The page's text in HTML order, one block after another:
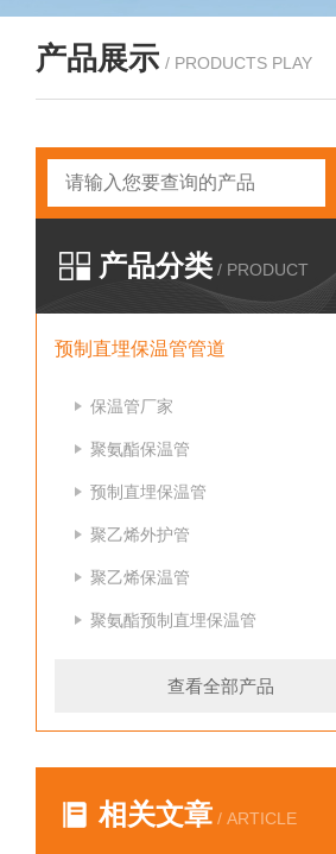
产品展示 / PRODUCTS PLAY
产品分类 / PRODUCT
预制直埋保温管管道
保温管厂家
聚氨酯保温管
预制直埋保温管
聚乙烯外护管
聚乙烯保温管
聚氨酯预制直埋保温管
查看全部产品
相关文章 / ARTICLE